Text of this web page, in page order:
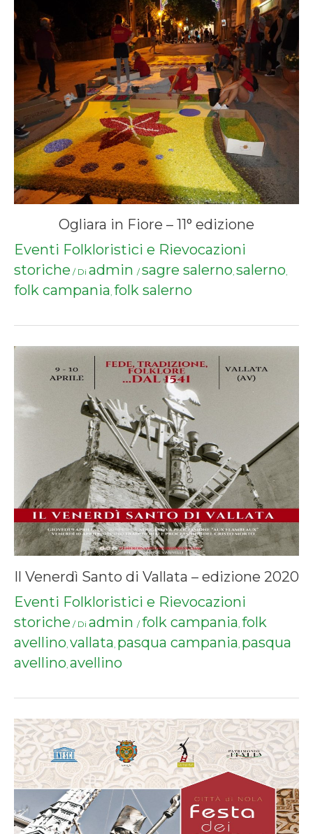
Ogliara in Fiore – 11° edizione
Eventi Folkloristici e Rievocazioni
storiche / Di admin / sagre salerno, salerno,
folk campania, folk salerno
Il Venerdì Santo di Vallata – edizione 2020
Eventi Folkloristici e Rievocazioni
storiche / Di admin /folk campania folk
avellino vallata pasqua campania pasqua
avellino avellino